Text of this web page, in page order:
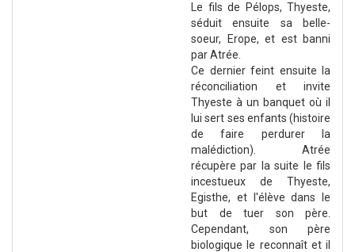
Le fils de Pélops, Thyeste,
séduit ensuite sa belle-
soeur, Erope, et est banni
par Atrée.
Ce dernier feint ensuite la
réconciliation et invite
Thyeste à un banquet où il
lui sert ses enfants (histoire
de faire perdurer la
malédiction). Atrée
récupère par la suite le fils
incestueux de Thyeste,
Egisthe, et l'élève dans le
but de tuer son père.
Cependant, son père
biologique le reconnaît et il